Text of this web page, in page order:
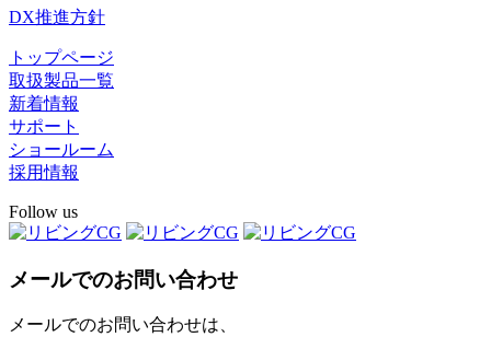
DX推進方針
トップページ
取扱製品一覧
新着情報
サポート
ショールーム
採用情報
Follow us
メールでのお問い合わせ
メールでのお問い合わせは、